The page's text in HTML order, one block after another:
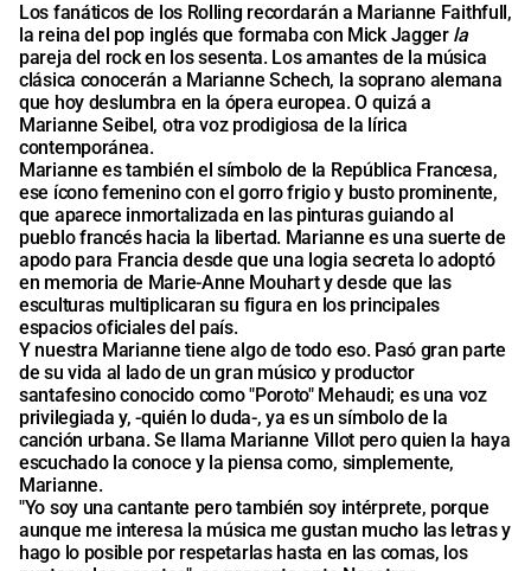
Los fanáticos de los Rolling recordarán a Marianne Faithfull,
la reina del pop inglés que formaba con Mick Jagger la
pareja del rock en los sesenta. Los amantes de la música
clásica conocerán a Marianne Schech, la soprano alemana
que hoy deslumbra en la ópera europea. O quizá a
Marianne Seibel, otra voz prodigiosa de la lírica
contemporánea.
Marianne es también el símbolo de la República Francesa,
ese ícono femenino con el gorro frigio y busto prominente,
que aparece inmortalizada en las pinturas guiando al
pueblo francés hacia la libertad. Marianne es una suerte de
apodo para Francia desde que una logia secreta lo adoptó
en memoria de Marie-Anne Mouhart y desde que las
esculturas multiplicaran su figura en los principales
espacios oficiales del país.
Y nuestra Marianne tiene algo de todo eso. Pasó gran parte
de su vida al lado de un gran músico y productor
santafesino conocido como "Poroto" Mehaudi; es una voz
privilegiada y, -quién lo duda-, ya es un símbolo de la
canción urbana. Se llama Marianne Villot pero quien la haya
escuchado la conoce y la piensa como, simplemente,
Marianne.
"Yo soy una cantante pero también soy intérprete, porque
aunque me interesa la música me gustan mucho las letras y
hago lo posible por respetarlas hasta en las comas, los